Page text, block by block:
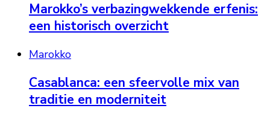
Marokko’s verbazingwekkende erfenis:
een historisch overzicht
Marokko
Casablanca: een sfeervolle mix van
traditie en moderniteit